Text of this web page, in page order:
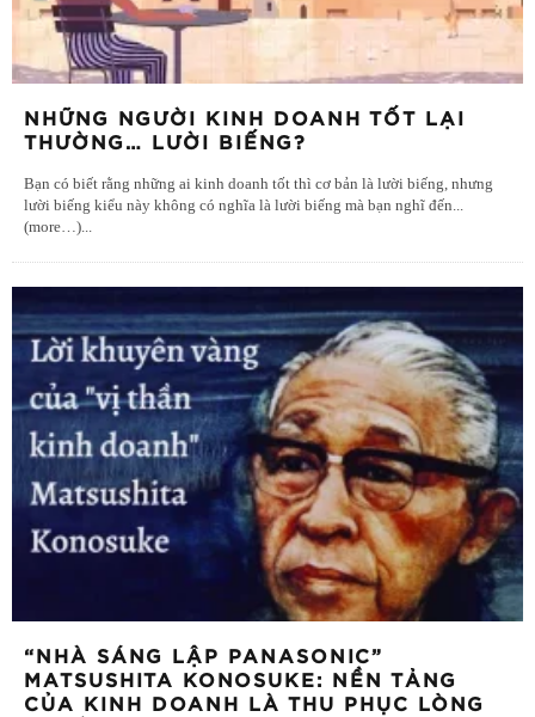
NHỮNG NGƯỜI KINH DOANH TỐT LẠI
THƯỜNG… LƯỜI BIẾNG?
Bạn có biết rằng những ai kinh doanh tốt thì cơ bản là lười biếng, nhưng
lười biếng kiểu này không có nghĩa là lười biếng mà bạn nghĩ đến...
(more…)...
“NHÀ SÁNG LẬP PANASONIC”
MATSUSHITA KONOSUKE: NỀN TẢNG
CỦA KINH DOANH LÀ THU PHỤC LÒNG